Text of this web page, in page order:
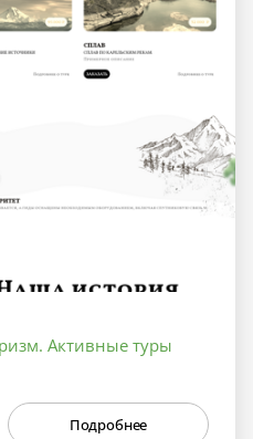
Активные туры
Подробнее